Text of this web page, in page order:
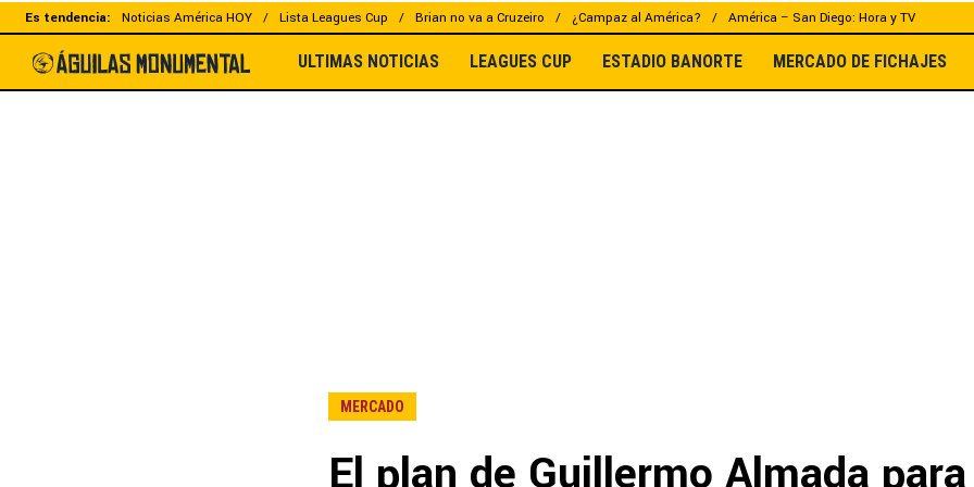
Es tendencia: Noticias América HOY Lista Leagues Cup Brian no va a Cruzeiro ¿Campaz al América? América – San Diego: Hora y TV
ULTIMAS NOTICIAS LEAGUES CUP ESTADIO BANORTE MERCADO DE FICHAJES
MERCADO
El plan de Guillermo Almada para